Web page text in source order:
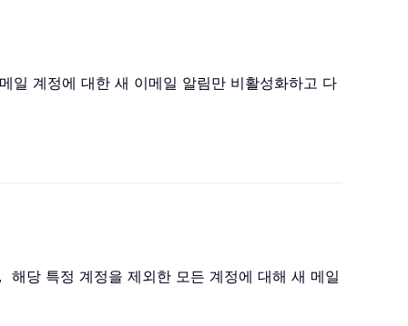
일 계정에 대한 새 이메일 알림만 비활성화하고 다
해당 특정 계정을 제외한 모든 계정에 대해 새 메일